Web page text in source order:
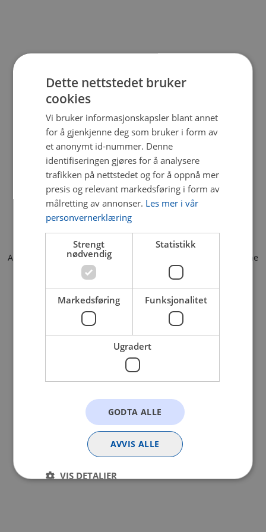
Application error: a client-side exception has occurred (see the
browser console for more information).
Dette nettstedet bruker
cookies
Vi bruker informasjonskapsler blant annet
for å gjenkjenne deg som bruker i form av
et anonymt id-nummer. Denne
identifiseringen gjøres for å analysere
trafikken på nettstedet og for å oppnå mer
presis og relevant markedsføring i form av
målretting av annonser. Les mer i vår
personvernerklæring
Strengt
nødvendig
Statistikk
Markedsføring Funksjonalitet
Ugradert
GODTA ALLE
AVVIS ALLE
VIS DETALJER